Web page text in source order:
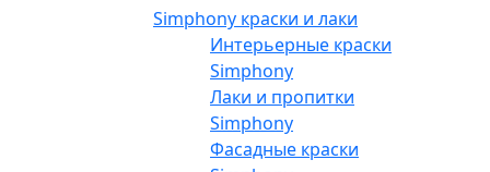
Simphony краски и лаки
Интерьерные краски
Simphony
Лаки и пропитки
Simphony
Фасадные краски